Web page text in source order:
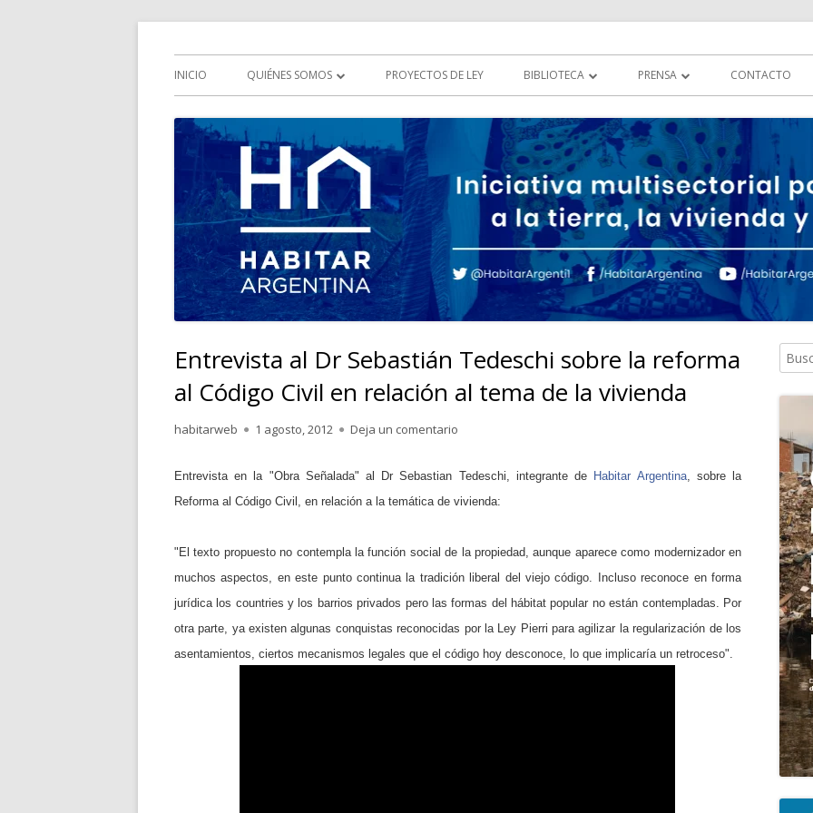
HABITAR Argentina
Menú
principal
INICIO QUIÉNES SOMOS
HISTORIA
OBJETIVOS
COMISIONES
PROYECTOS DE LEY BIBLIOTECA
LEGISLACIÓN
PRENSA
MULTIMEDIA
COMUNICADOS
CONTACTO
Entrevista al Dr Sebastián Tedeschi sobre la reforma
al Código Civil en relación al tema de la vivienda
Autor
habitarweb
Publicado
1 agosto, 2012 Deja un comentario para Entrevista al Dr Sebastián Tedeschi sobre la reforma al
Entrevista en la "Obra Señalada" al Dr Sebastian Tedeschi, integrante de Habitar Argentina, sobre la
Reforma al Código Civil, en relación a la temática de vivienda:
"El texto propuesto no contempla la función social de la propiedad, aunque aparece como modernizador en
muchos aspectos, en este punto continua la tradición liberal del viejo código. Incluso reconoce en forma
jurídica los countries y los barrios privados pero las formas del hábitat popular no están contempladas. Por
otra parte, ya existen algunas conquistas reconocidas por la Ley Pierri para agilizar la regularización de los
asentamientos, ciertos mecanismos legales que el código hoy desconoce, lo que implicaría un retroceso".